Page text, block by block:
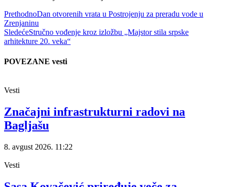
PrethodnoDan otvorenih vrata u Postrojenju za preradu vode u
Zrenjaninu
SledećeStručno vođenje kroz izložbu „Majstor stila srpske
arhitekture 20. veka“
POVEZANE vesti
Vesti
Značajni infrastrukturni radovi na
Bagljašu
8. avgust 2026. 11:22
Vesti